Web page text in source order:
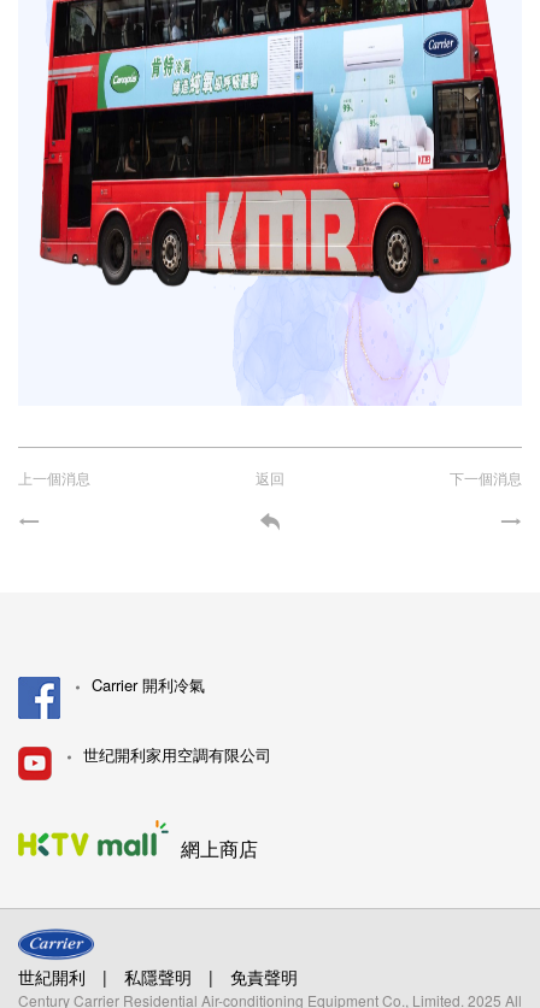
上一個消息 返回 下一個消息
Carrier 開利冷氣
世纪開利家用空調有限公司
網上商店
世紀開利 | 私隱聲明 | 免責聲明
Century Carrier Residential Air-conditioning Equipment Co., Limited. 2025 All